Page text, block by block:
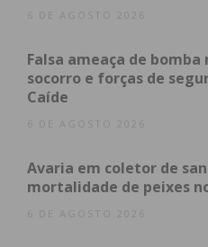
de Meixomil (17h e 18h30)
Matriz (21h30).
Subscreva a
6 DE AGOSTO 2026
Falsa ameaça de
socorro e forças de
Caíde
6 DE AGOSTO 2026
Avaria em coletor de
mortalidade de peixes
6 DE AGOSTO 2026